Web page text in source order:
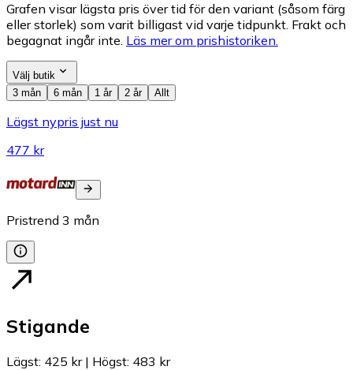
Grafen visar lägsta pris över tid för den variant (såsom färg
eller storlek) som varit billigast vid varje tidpunkt. Frakt och
begagnat ingår inte. Läs mer om prishistoriken.
Välj butik
3 mån
6 mån 1 år 2 år Allt
Lägst nypris just nu
477 kr
Pristrend 3 mån
Stigande
Lägst: 425 kr| Högst: 483 kr